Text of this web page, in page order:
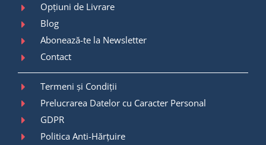
Opțiuni de Livrare
Blog
Abonează-te la Newsletter
Contact
Termeni și Condiții
Prelucrarea Datelor cu Caracter Personal
GDPR
Politica Anti-Hărțuire